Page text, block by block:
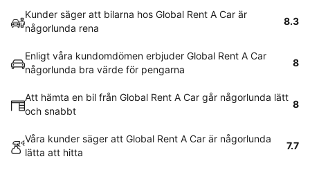
Kunder säger att bilarna hos Global Rent A Car är
någorlunda rena
8.3
Enligt våra kundomdömen erbjuder Global Rent A Car
någorlunda bra värde för pengarna
8
Att hämta en bil från Global Rent A Car går någorlunda lätt
och snabbt
8
Våra kunder säger att Global Rent A Car är någorlunda
lätta att hitta
7.7